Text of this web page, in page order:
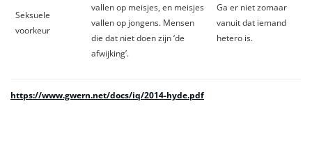
Seksuele
voorkeur
vallen op meisjes, en meisjes
vallen op jongens. Mensen
die dat niet doen zijn ‘de
afwijking’.
Ga er niet zomaar
vanuit dat iemand
hetero is.
https://www.gwern.net/docs/iq/2014-hyde.pdf